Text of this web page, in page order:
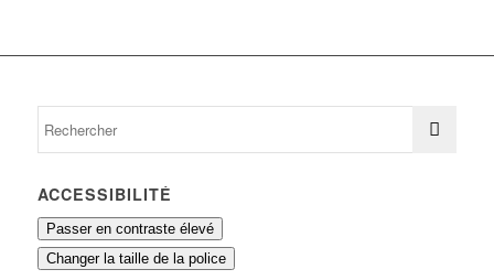
ACCESSIBILITÉ
Passer en contraste élevé
Changer la taille de la police